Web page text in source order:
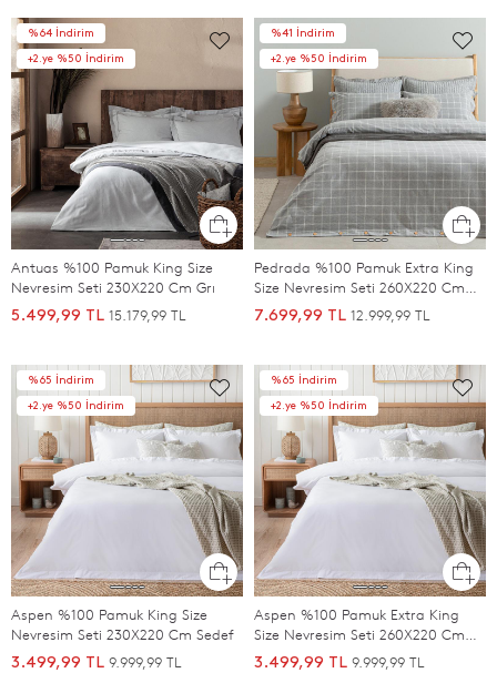
%64 İndirim
+2.ye %50 İndirim
Antuas %100 Pamuk King Size
Nevresim Seti 230X220 Cm Grı
5.499,99 TL 15.179,99 TL
%41 İndirim
+2.ye %50 İndirim
Pedrada %100 Pamuk Extra King
Size Nevresim Seti 260X220 Cm
Grı
7.699,99 TL 12.999,99 TL
%65 İndirim
+2.ye %50 İndirim
Aspen %100 Pamuk King Size
Nevresim Seti 230X220 Cm Sedef
3.499,99 TL 9.999,99 TL
%65 İndirim
+2.ye %50 İndirim
Aspen %100 Pamuk Extra King
Size Nevresim Seti 260X220 Cm
Sedef
3.499,99 TL 9.999,99 TL